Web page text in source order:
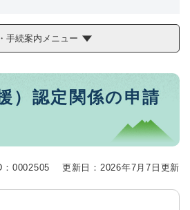
手続案内メニュー
）認定関係の申請
：0002505 更新日：2026年7月7日更新